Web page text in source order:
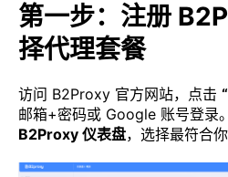
第一步：注册
择代理套餐
访问 B2Proxy 官方网站，点击
邮箱+密码或 Google 账号登录
B2Proxy 仪表盘，选择最符合